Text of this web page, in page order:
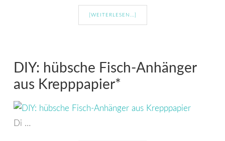
[WEITERLESEN...]
DIY: hübsche Fisch-Anhänger
aus Krepppapier*
Di …